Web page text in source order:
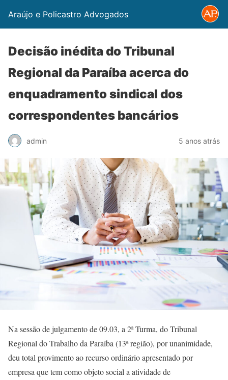
Araújo e Policastro Advogados
Decisão inédita do Tribunal
Regional da Paraíba acerca do
enquadramento sindical dos
correspondentes bancários
admin 5 anos atrás
Na sessão de julgamento de 09.03, a 2ª Turma, do Tribunal
Regional do Trabalho da Paraíba (13ª região), por unanimidade,
deu total provimento ao recurso ordinário apresentado por
empresa que tem como objeto social a atividade de